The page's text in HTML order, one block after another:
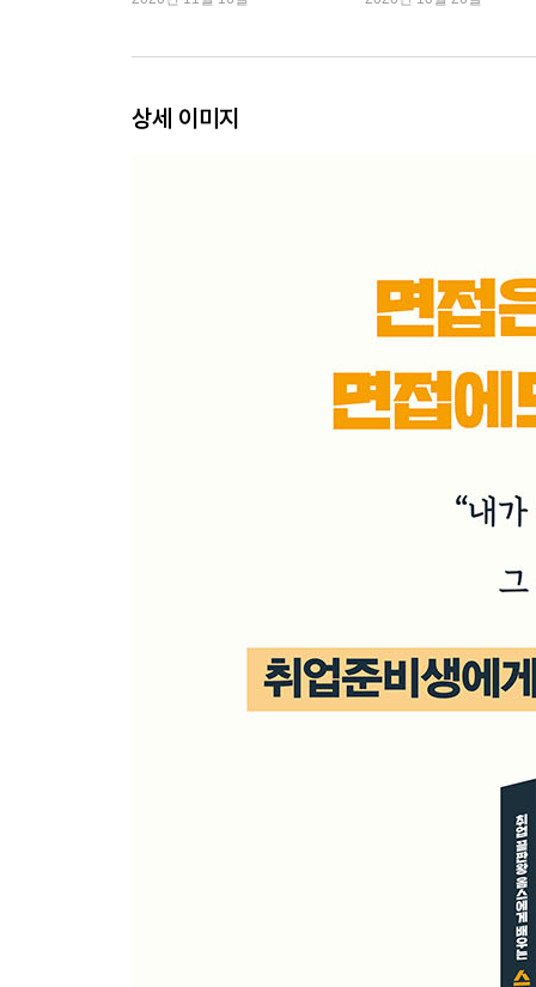
4장 유형별 면접 대응 전략
구조화면접, 인생기술서 기반의 경험 고찰이면 충
부정표현을 긍정표현으로 바꾸면 사람이 달라 보
면접 수준을 한 단계 높여줄 지적활동이 필요하다
6장 실전 면접 준비의 정수
면접 고수들은 스크립트를 준비하지 않는다
면접 TIP 코로나 시대 면접은 어떻게 대비하나요?
에필로그 자신만의 방식으로 취업 레전드가 되자
상세 이미지